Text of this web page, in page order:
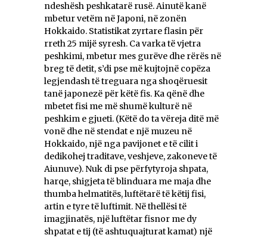
ndeshësh peshkatarë rusë. Ainutë kanë
mbetur vetëm në Japoni, në zonën
Hokkaido. Statistikat zyrtare flasin për
rreth 25 mijë syresh. Ca varka të vjetra
peshkimi, mbetur mes gurëve dhe rërës në
breg të detit, s’di pse më kujtojnë copëza
legjendash të treguara nga shoqëruesit
tanë japonezë për këtë fis. Ka qënë dhe
mbetet fisi me më shumë kulturë në
peshkim e gjueti. (Këtë do ta vëreja ditë më
vonë dhe në stendat e një muzeu në
Hokkaido, një nga pavijonet e të cilit i
dedikohej traditave, veshjeve, zakoneve të
Aiunuve). Nuk di pse përfytyroja shpata,
harqe, shigjeta të blinduara me maja dhe
thumba helmatitës, luftëtarë të këtij fisi,
artin e tyre të luftimit. Në thellësi të
imagjinatës, një luftëtar fisnor me dy
shpatat e tij (të ashtuquajturat kamat) një